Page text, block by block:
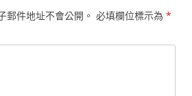
郵件地址不會公開。 必填欄位標示為 *